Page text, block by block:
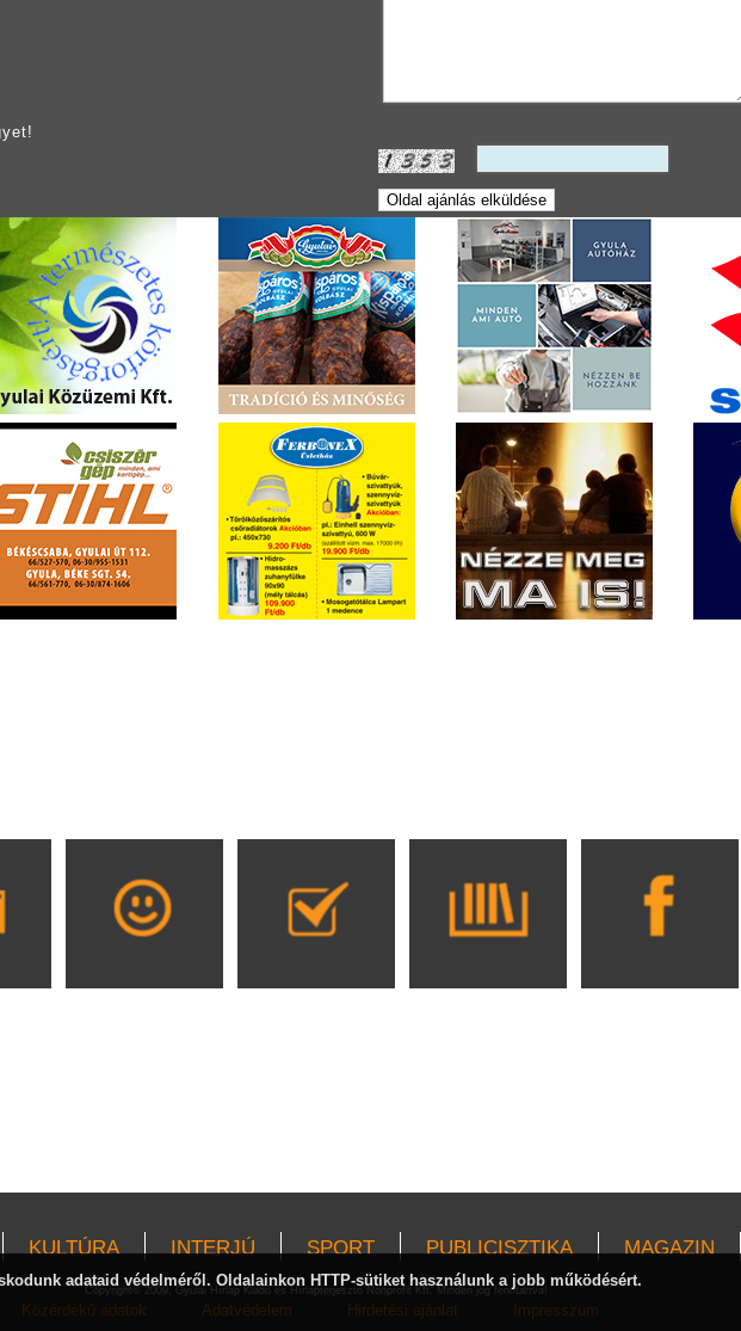
KULTÚRA INTERJÚ SPORT PUBLICISZTIKA MAGAZIN
Copyright© 2009, Gyulai Hírlap Kiadó és Hírlapterjesztő Nonprofit Kft. Minden jog fenntartva!
Közérdekű adatok Adatvédelem Hirdetési ajánlat Impresszum
adataid védelméről. Oldalainkon HTTP-sütiket használunk a jobb működésért.